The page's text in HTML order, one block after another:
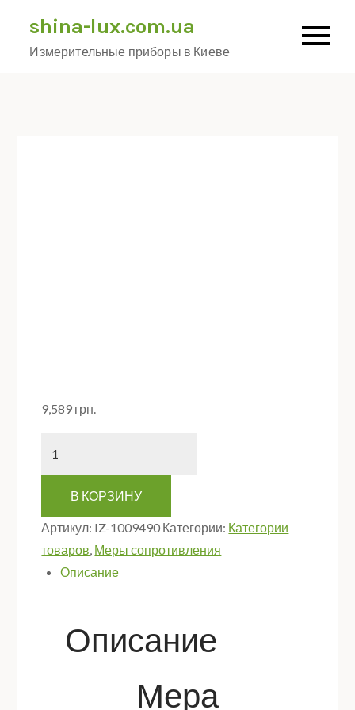
content
shina-lux.com.ua
Измерительные приборы в Киеве
9,589 грн.
В КОРЗИНУ
Артикул: IZ-1009490 Категории: Категории
товаров, Меры сопротивления
Описание
Описание
Мера